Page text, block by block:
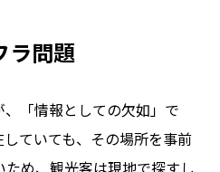
ラ問題
「情報としての欠如」で
ていても、その場所を事前
め、観光客は現地で探すし